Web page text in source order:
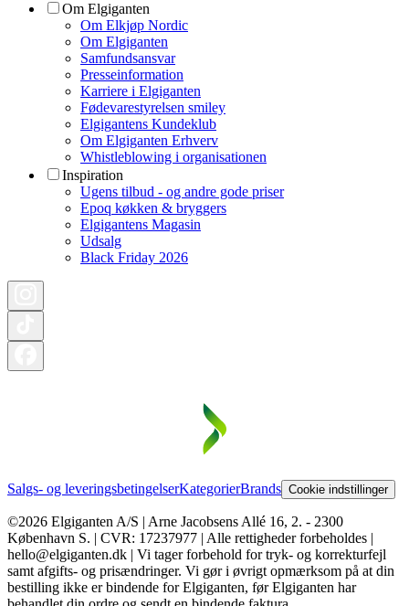
Om Elgiganten
Om Elkjøp Nordic
Om Elgiganten
Samfundsansvar
Presseinformation
Karriere i Elgiganten
Fødevarestyrelsen smiley
Elgigantens Kundeklub
Om Elgiganten Erhverv
Whistleblowing i organisationen
Inspiration
Ugens tilbud - og andre gode priser
Epoq køkken & bryggers
Elgigantens Magasin
Udsalg
Black Friday 2026
Salgs- og leveringsbetingelserKategorierBrands Cookie indstillinger
©2026 Elgiganten A/S | Arne Jacobsens Allé 16, 2. - 2300
København S. | CVR: 17237977 | Alle rettigheder forbeholdes |
hello@elgiganten.dk | Vi tager forbehold for tryk- og korrekturfejl
samt afgifts- og prisændringer. Vi gør i øvrigt opmærksom på at din
bestilling ikke er bindende for Elgiganten, før Elgiganten har